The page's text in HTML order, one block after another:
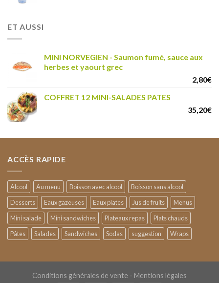
ET AUSSI
MINI NORVEGIEN - Saumon fumé, sauce aux
herbes et yaourt grec
2,80€
COFFRET 12 MINI-SALADES PATES
35,20€
ACCÈS RAPIDE
Alcool Au menu Boisson avec alcool
Boisson sans alcool
Desserts
Eaux gazeuses Eaux plates Jus de fruits
Menus
Mini salade
Mini sandwiches Plateaux repas
Plats chauds
Pâtes
Salades Sandwiches Sodas suggestion Wraps
Conditions générales de vente - Mentions légales